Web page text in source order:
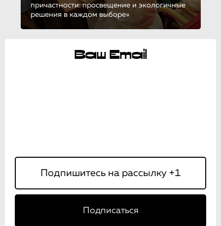
причастности: просвещение и экологичные
решения в каждом выборе»
Ваш Email
Подписаться